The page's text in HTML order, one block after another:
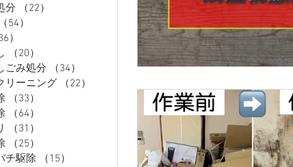
分
（22）
（54）
）
（20）
ごみ処分
（34）
リーニング
（22）
（33）
（64）
（31）
（25）
チ駆除
（15）